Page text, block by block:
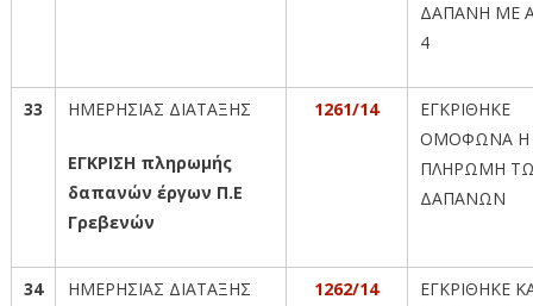
ΔΑΠΑΝΗ ΜΕ
4
33 ΗΜΕΡΗΣΙΑΣ ΔΙΑΤΑΞΗΣ
ΕΓΚΡΙΣΗ πληρωμής
δαπανών έργων Π.Ε
Γρεβενών
1261/14
ΕΓΚΡΙΘΗΚΕ
ΟΜΟΦΩΝΑ Η
ΠΛΗΡΩΜΗ
ΔΑΠΑΝΩΝ
34 ΗΜΕΡΗΣΙΑΣ ΔΙΑΤΑΞΗΣ 1262/14
ΕΓΚΡΙΘΗΚΕ